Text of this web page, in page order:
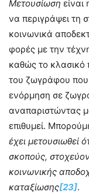
Μετουσίωση είναι
να περιγράψει τη
κοινωνικά
φορές με την
καθώς το κλασικό
του ζωγράφου που
ενόρμηση σε
αναπαριστώντας
επιθυμεί.
έχει μετουσιωθεί
σκοπούς,
κοινωνικής
καταξίωσης[23].